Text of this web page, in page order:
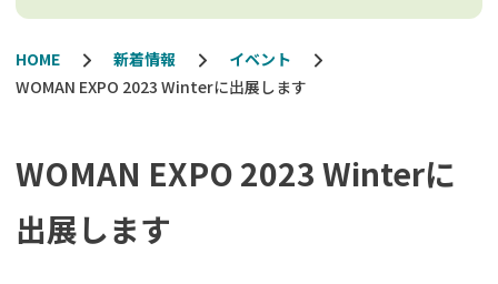
HOME 新着情報
イベント
WOMAN EXPO 2023 Winterに出展します
WOMAN EXPO 2023 Winterに
出展します